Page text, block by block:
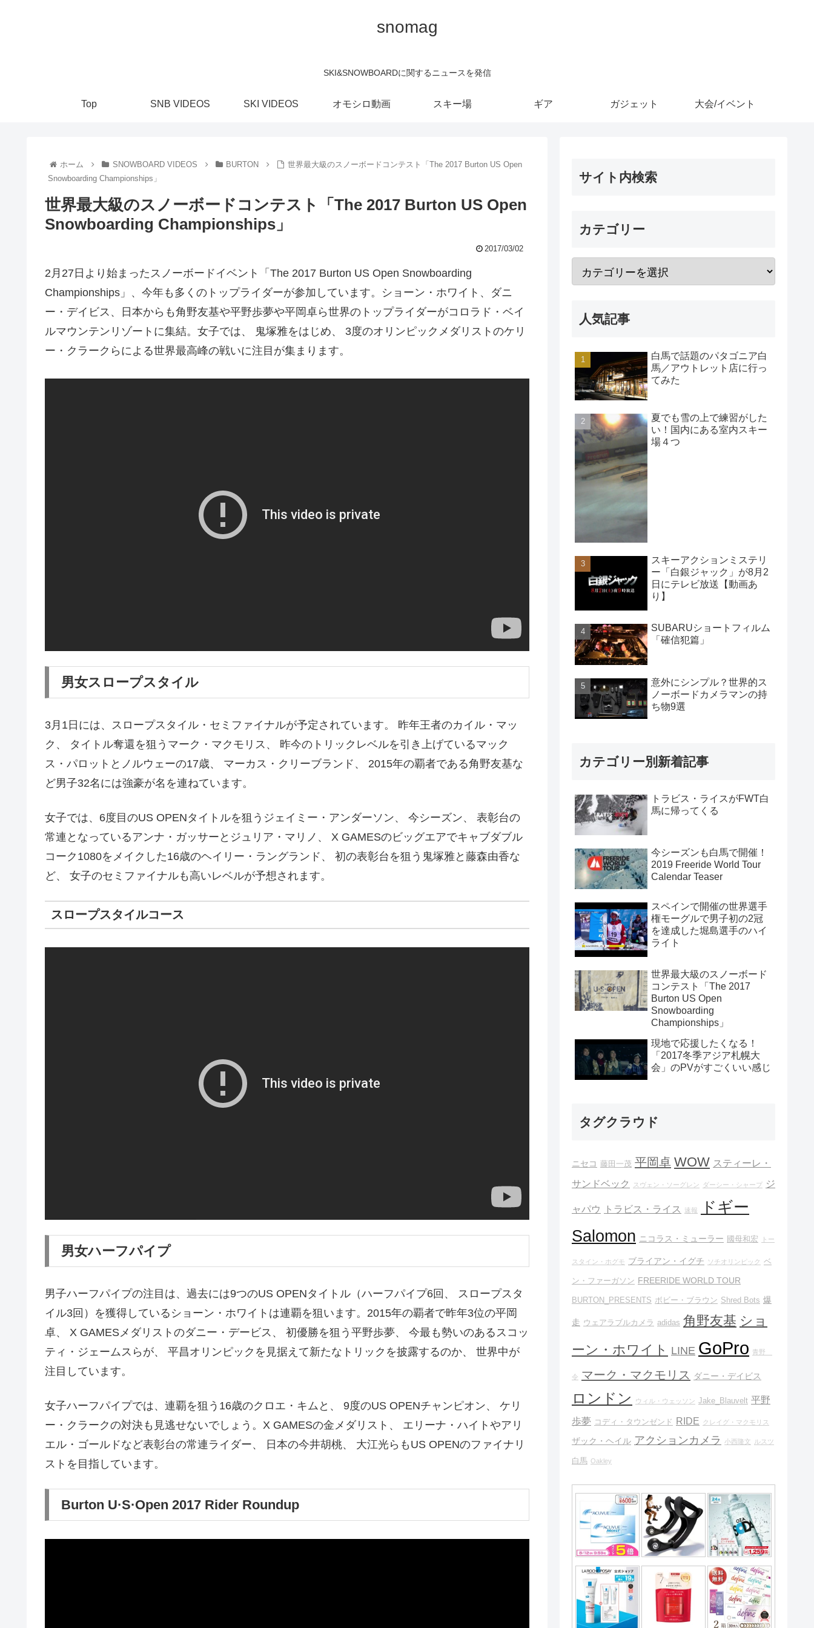
snomag
SKI&SNOWBOARDに関するニュースを発信
Top SNB VIDEOS SKI VIDEOS オモシロ動画 スキー場 ギア ガジェット 大会/イベント
ホーム SNOWBOARD VIDEOS BURTON
世界最大級のスノーボードコンテスト「The 2017 Burton US Open
Snowboarding Championships」
世界最大級のスノーボードコンテスト「The 2017 Burton US Open
Snowboarding Championships」
2017/03/02
2月27日より始まったスノーボードイベント「The 2017 Burton US Open Snowboarding
Championships」、今年も多くのトップライダーが参加しています。ショーン・ホワイト、ダニ
ー・デイビス、日本からも角野友基や平野歩夢や平岡卓ら世界のトップライダーがコロラド・ベイ
ルマウンテンリゾートに集結。女子では、 鬼塚雅をはじめ、 3度のオリンピックメダリストのケリ
ー・クラークらによる世界最高峰の戦いに注目が集まります。
男女スロープスタイル
3月1日には、スロープスタイル・セミファイナルが予定されています。 昨年王者のカイル・マッ
ク、 タイトル奪還を狙うマーク・マクモリス、 昨今のトリックレベルを引き上げているマック
ス・パロットとノルウェーの17歳、 マーカス・クリーブランド、 2015年の覇者である角野友基な
ど男子32名には強豪が名を連ねています。
女子では、6度目のUS OPENタイトルを狙うジェイミー・アンダーソン、 今シーズン、 表彰台の
常連となっているアンナ・ガッサーとジュリア・マリノ、 X GAMESのビッグエアでキャブダブル
コーク1080をメイクした16歳のヘイリー・ラングランド、 初の表彰台を狙う鬼塚雅と藤森由香な
ど、 女子のセミファイナルも高いレベルが予想されます。
スロープスタイルコース
男女ハーフパイプ
男子ハーフパイプの注目は、過去には9つのUS OPENタイトル（ハーフパイプ6回、 スロープスタ
イル3回）を獲得しているショーン・ホワイトは連覇を狙います。2015年の覇者で昨年3位の平岡
卓、 X GAMESメダリストのダニー・デービス、 初優勝を狙う平野歩夢、 今最も勢いのあるスコッ
ティ・ジェームスらが、 平昌オリンピックを見据えて新たなトリックを披露するのか、 世界中が
注目しています。
女子ハーフパイプでは、連覇を狙う16歳のクロエ・キムと、 9度のUS OPENチャンピオン、 ケリ
ー・クラークの対決も見逃せないでしょう。X GAMESの金メダリスト、 エリーナ・ハイトやアリ
エル・ゴールドなど表彰台の常連ライダー、 日本の今井胡桃、 大江光らもUS OPENのファイナリ
ストを目指しています。
Burton U·S·Open 2017 Rider Roundup
サイト内検索
カテゴリー
人気記事
白馬で話題のパタゴニア白
馬／アウトレット店に行っ
てみた
夏でも雪の上で練習がした
い！国内にある室内スキー
場４つ
スキーアクションミステリ
ー「白銀ジャック」が8月2
日にテレビ放送【動画あ
り】
SUBARUショートフィルム
「確信犯篇」
意外にシンプル？世界的ス
ノーボードカメラマンの持
ち物9選
カテゴリー別新着記事
トラビス・ライスがFWT白
馬に帰ってくる
今シーズンも白馬で開催！
2019 Freeride World Tour
Calendar Teaser
スペインで開催の世界選手
権モーグルで男子初の2冠
を達成した堀島選手のハイ
ライト
世界最大級のスノーボード
コンテスト「The 2017
Burton US Open
Snowboarding
Championships」
現地で応援したくなる！
「2017冬季アジア札幌大
会」のPVがすごくいい感じ
タグクラウド
ニセコ 藤田一茂 平岡卓 WOW スティーレ・
サンドベック
スヴェン・ソーグレン ダーシー・シャープ ジ
ャパウ トラビス・ライス 速報 ドギー
Salomon ニコラス・ミューラー 國母和宏 トー
スタイン・ホグモ ブライアン・イグチ ソチオリンピック ベ
ン・ファーガソン FREERIDE WORLD TOUR
BURTON_PRESENTS ボビー・ブラウン Shred Bots 爆
走 ウェアラブルカメラ adidas 角野友基 ショ
ーン・ホワイト LINE GoPro 青野
令 マーク・マクモリス ダニー・デイビス
ロンドン ウィル・ウェッソン Jake_Blauvelt 平野
歩夢 コディ・タウンゼンド RIDE クレイグ・マクモリス
ザック・ヘイル アクションカメラ 小西隆文 ルスツ
白馬 Oakley